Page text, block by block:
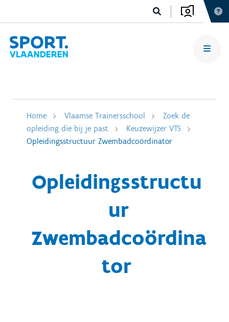
Home Vlaamse Trainersschool
Zoek de
opleiding die bij je past
Keuzewijzer VTS
Opleidingsstructuur Zwembadcoördinator
Opleidingsstructu
ur
Zwembadcoördina
tor